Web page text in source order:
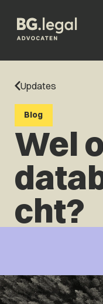
Updates
Blog
Wel
cht?